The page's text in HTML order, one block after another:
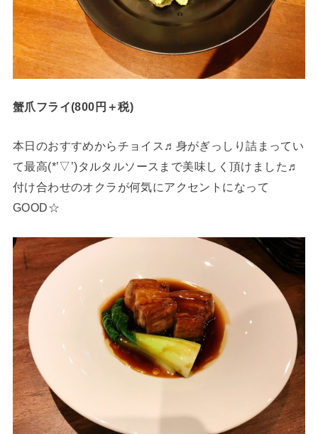
蟹爪フライ(800円＋税)
本日のおすすめからチョイス♬身がぎっしり詰まってい
て最高(*’▽’)タルタルソースまで美味しく頂けました♬
付け合わせのオクラが何気にアクセントになって
GOOD☆